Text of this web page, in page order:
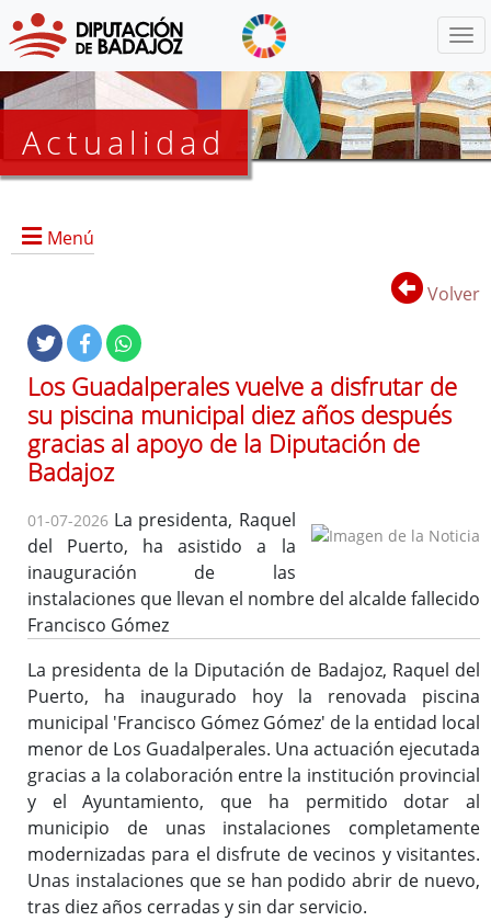
Actualidad
Menú
Noticias
Lista
de
distribución
Volver
Los Guadalperales vuelve a disfrutar de
su piscina municipal diez años después
gracias al apoyo de la Diputación de
Badajoz
01-07-2026 La presidenta, Raquel
del Puerto, ha asistido a la
inauguración de las
instalaciones que llevan el nombre del alcalde fallecido
Francisco Gómez
La presidenta de la Diputación de Badajoz, Raquel del
Puerto, ha inaugurado hoy la renovada piscina
municipal 'Francisco Gómez Gómez' de la entidad local
menor de Los Guadalperales. Una actuación ejecutada
gracias a la colaboración entre la institución provincial
y el Ayuntamiento, que ha permitido dotar al
municipio de unas instalaciones completamente
modernizadas para el disfrute de vecinos y visitantes.
Unas instalaciones que se han podido abrir de nuevo,
tras diez años cerradas y sin dar servicio.